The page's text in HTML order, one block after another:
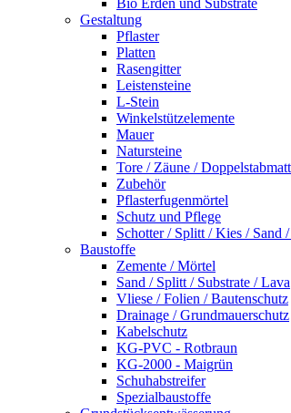
Bio Erden und Substrate
Gestaltung
Pflaster
Platten
Rasengitter
Leistensteine
L-Stein
Winkelstützelemente
Mauer
Natursteine
Tore / Zäune /
Zubehör
Pflasterfugenmörtel
Schutz und Pflege
Schotter / Splitt / Kies / Sand
Baustoffe
Zemente / Mörtel
Sand / Splitt / Substrate / Lava
Vliese / Folien / Bautenschutz
Drainage / Grundmauerschutz
Kabelschutz
KG-PVC - Rotbraun
KG-2000 - Maigrün
Schuhabstreifer
Spezialbaustoffe